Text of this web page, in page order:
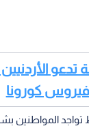
فيروس كورونا
المواطنين